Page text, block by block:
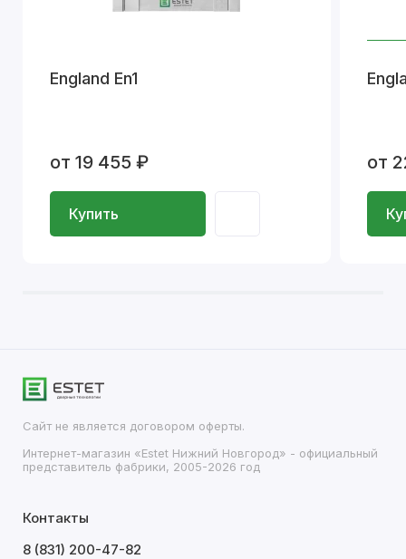
England En1
от 19 455 ₽
Купить
от
Сайт не является договором оферты.
Интернет-магазин «Estet Нижний Новгород» - официальный
представитель фабрики, 2005-2026 год
Контакты
8 (831) 200-47-82